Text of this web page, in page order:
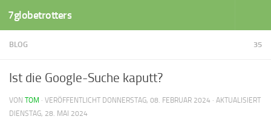
Zum Inhalt springen
7globetrotters
BLOG 35
Ist die Google-Suche kaputt?
VON TOM · VERÖFFENTLICHT DONNERSTAG, 08. FEBRUAR 2024 · AKTUALISIERT
DIENSTAG, 28. MAI 2024